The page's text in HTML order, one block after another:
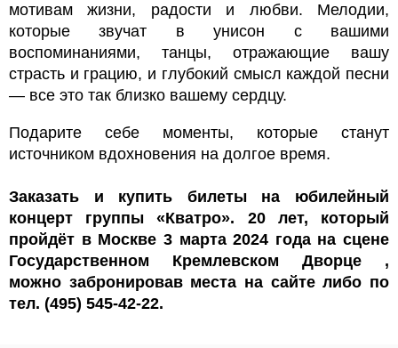
мотивам жизни, радости и любви. Мелодии,
которые звучат в унисон с вашими
воспоминаниями, танцы, отражающие вашу
страсть и грацию, и глубокий смысл каждой песни
— все это так близко вашему сердцу.
Подарите себе моменты, которые станут
источником вдохновения на долгое время.
Заказать и купить билеты на юбилейный
концерт группы «Кватро». 20 лет, который
пройдёт в Москве 3 марта 2024 года на сцене
Государственном Кремлевском Дворце ,
можно забронировав места на сайте либо по
тел. (495) 545-42-22.